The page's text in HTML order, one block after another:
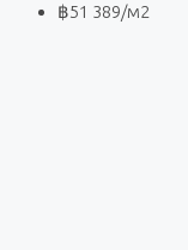
฿51 389/м2